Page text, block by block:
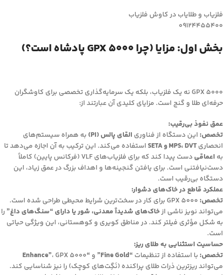
فلزیاب و طلایاب در کاوش فلزیاب
09124455400
بخش اول: مزایا (چرا GPX 5000 پادشاه است؟)
GPX 5000 نه یک فلزیاب، بلکه یک سرمایه‌گذاری تخصصی برای کاوشگران
حرفه‌ای طلا و گنج است. مزایای کلیدی آن عبارتند از:
عمق نفوذ بی‌رقیب:
تخصص: این دستگاه از فناوری القای پالس (PI)
به همراه سیستم‌های
انحصاریMPS، DVT و SETA
استفاده می‌کند. این ترکیب به آن اجازه می‌دهد تا
به اعماقی
دست پیدا کند که برای فلزیاب‌های VLF (فرکانس پایین) کاملاً
دست‌نیافتنی است. برای یافتن گنجینه‌ها و اهداف بزرگ در عمق زیاد، این
دستگاه بی‌رقیب است.
عملکرد قاطع در خاک‌های دشوار:
تخصص:
GPX 5000 برای کار در سخت‌ترین شرایط محیطی طراحی شده است.
می‌تواند نویز ناشی ازخاک‌های شدیداً معدنی، شور یا دارای “سنگ‌های داغ” را
به شکل مؤثری فیلتر کند. در مناطق کویری و کوهستانی، این ویژگی حیاتی
است.
حساسیت استثنایی به طلای ریز:
تخصص: با استفاده از تنظیمات “Fine Gold” و “Enhance”، GPX 5000
می‌تواند ریزترین ذرات طلای پراکنده (نَگِت‌های کوچک) را نیز شناسایی کند.